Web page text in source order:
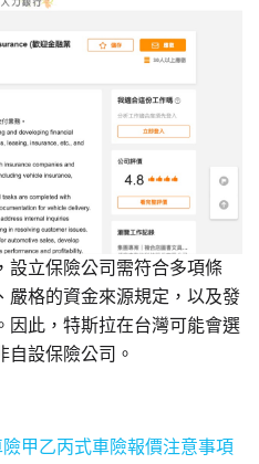
設立保險公司需符合多項條
嚴格的資金來源規定，以及發
因此，特斯拉在台灣可能會選
自設保險公司。
甲乙丙式車險報價注意事項